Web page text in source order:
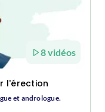
8 vidéos
l'érection
et andrologue.